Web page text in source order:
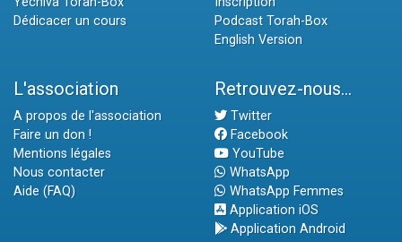
Dédicacer un cours
Podcast Torah-Box
English Version
L'association
A propos de l'association
Faire un don !
Mentions légales
Nous contacter
Aide (FAQ)
Retrouvez-nous...
Twitter
Facebook
YouTube
WhatsApp
WhatsApp Femmes
Application iOS
Application Android